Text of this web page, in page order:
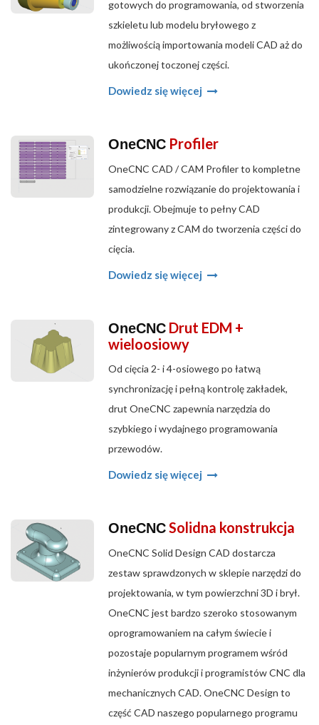
gotowych do programowania, od stworzenia
szkieletu lub modelu bryłowego z
możliwością importowania modeli CAD aż do
ukończonej toczonej części.
Dowiedz się więcej
OneCNC Profiler
OneCNC CAD / CAM Profiler to kompletne
samodzielne rozwiązanie do projektowania i
produkcji. Obejmuje to pełny CAD
zintegrowany z CAM do tworzenia części do
cięcia.
Dowiedz się więcej
OneCNC Drut EDM +
wieloosiowy
Od cięcia 2- i 4-osiowego po łatwą
synchronizację i pełną kontrolę zakładek,
drut OneCNC zapewnia narzędzia do
szybkiego i wydajnego programowania
przewodów.
Dowiedz się więcej
OneCNCSolidna konstrukcja
OneCNC Solid Design CAD dostarcza
zestaw sprawdzonych w sklepie narzędzi do
projektowania, w tym powierzchni 3D i brył.
OneCNC jest bardzo szeroko stosowanym
oprogramowaniem na całym świecie i
pozostaje popularnym programem wśród
inżynierów produkcji i programistów CNC dla
mechanicznych CAD. OneCNC Design to
część CAD naszego popularnego programu